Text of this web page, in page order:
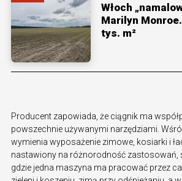
Włoch
Marilyn
tys. m²
Producent zapowiada, że ciągnik ma
powszechnie używanymi narzędziami.
wymienia wyposażenie zimowe, kosiarki i
nastawiony na różnorodność zastosowań,
gdzie jedna maszyna ma pracować przez